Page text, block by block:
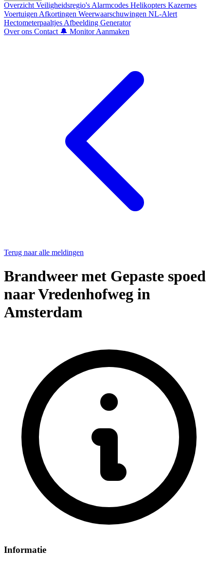
Overzicht Veiligheidsregio's Alarmcodes Helikopters Kazernes
Voertuigen Afkortingen Weerwaarschuwingen NL-Alert
Hectometerpaaltjes Afbeelding Generator
Over ons Contact 🔔 Monitor Aanmaken
Terug naar alle meldingen
Brandweer met Gepaste spoed
naar Vredenhofweg in
Amsterdam
Informatie